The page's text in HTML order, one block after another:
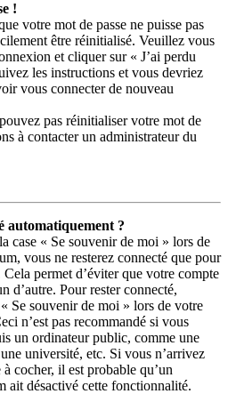
!
votre mot de passe ne puisse pas
être réinitialisé. Veuillez vous
et cliquer sur « J’ai perdu
les instructions et vous devriez
vous connecter de nouveau
pas réinitialiser votre mot de
à contacter un administrateur du
automatiquement ?
case « Se souvenir de moi » lors de
vous ne resterez connecté que pour
permet d’éviter que votre compte
d’autre. Pour rester connecté,
Se souvenir de moi » lors de votre
n’est pas recommandé si vous
un ordinateur public, comme une
université, etc. Si vous n’arrivez
cocher, il est probable qu’un
ait désactivé cette fonctionnalité.